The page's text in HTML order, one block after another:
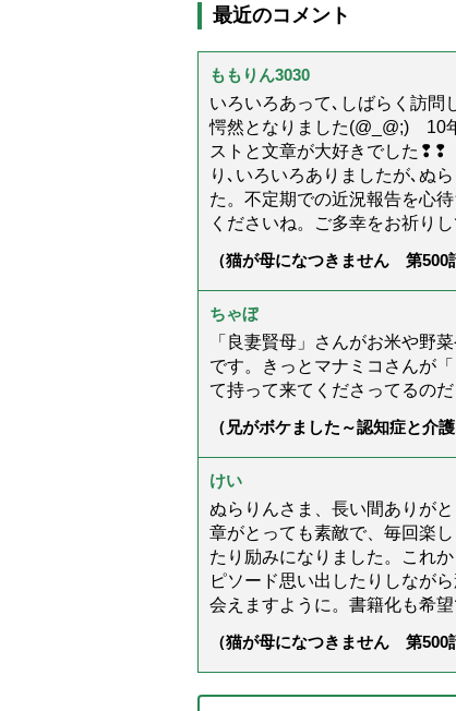
最近のコメント
ももりん3030
いろいろあって､しばらく訪問
愕然となりました(@_@;) 10
ストと文章が大好きでした❢❢
り､いろいろありましたが､ぬ
た。不定期での近況報告を心
くださいね。ご多幸をお祈り
（猫が母になつきません 第500
ちゃぼ
「良妻賢母」さんがお米や野
です。きっとマナミコさんが
て持って来てくださってるの
（兄がボケました～認知症と介
けい
ぬらりんさま、長い間ありが
章がとっても素敵で、毎回楽
たり励みになりました。これ
ピソード思い出したりしなが
会えますように。書籍化も希
（猫が母になつきません 第500